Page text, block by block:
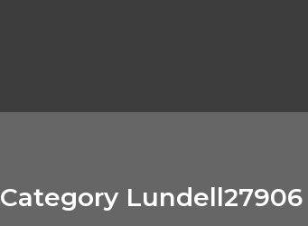
Category Lundell27906